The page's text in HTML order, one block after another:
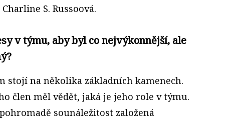
S. Russoová.
v týmu, aby byl co nejvýkonnější, ale
stojí na několika základních kamenech.
člen měl vědět, jaká je jeho role v týmu.
sounáležitost založená